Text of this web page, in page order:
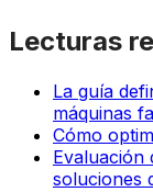
Lecturas
La guía
máquinas
Cómo
Evaluación
soluciones